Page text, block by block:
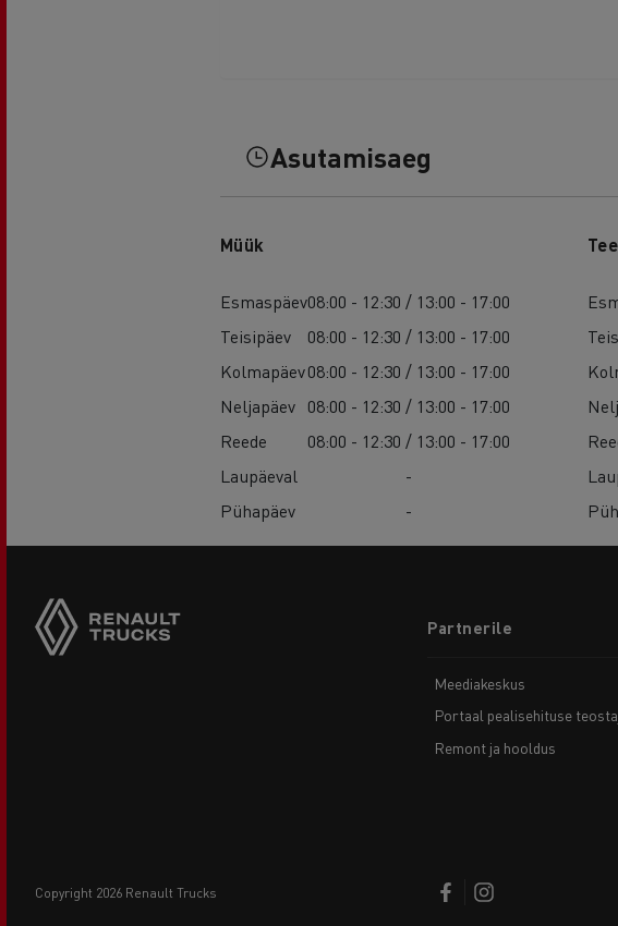
Asutamisaeg
Müük
Esmaspäev08:00 - 12:30 / 13:00 - 17:00
Teisipäev
08:00 - 12:30 / 13:00 - 17:00
Kolmapäev08:00 - 12:30 / 13:00 - 17:00
Neljapäev 08:00 - 12:30 / 13:00 - 17:00
Reede
08:00 - 12:30 / 13:00 - 17:00
Laupäeval
-
Pühapäev
-
copyright 2026 Renault Trucks
menuPartnerile
Meediakeskus
Portaal pealisehituse
Remont ja hooldus